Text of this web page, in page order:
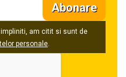
Abonare
am citit si sunt de
personale.